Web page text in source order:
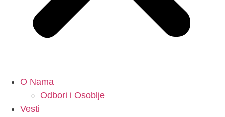
O Nama
Odbori i Osoblje
Vesti